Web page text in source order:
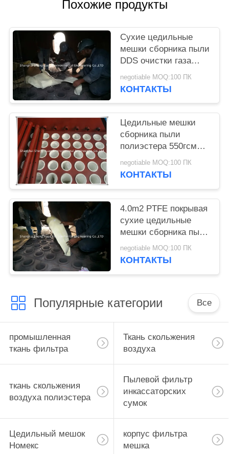
Похожие продукты
Сухие цедильные
мешки сборника пыли
DDS очистки газа
GCP
negotiable MOQ:100 ПК
КОНТАКТЫ
Цедильные мешки
сборника пыли
полиэстера 550гсм
печи сплавов
negotiable MOQ:100 ПК
КОНТАКТЫ
4.0m2 PTFE покрывая
сухие цедильные
мешки сборника пыли
GCP
negotiable MOQ:100 ПК
КОНТАКТЫ
Популярные категории Все
промышленная
ткань фильтра
Ткань скольжения
воздуха
ткань скольжения
воздуха полиэстера
Пылевой фильтр
инкассаторских
сумок
Цедильный мешок
Номекс
корпус фильтра
мешка